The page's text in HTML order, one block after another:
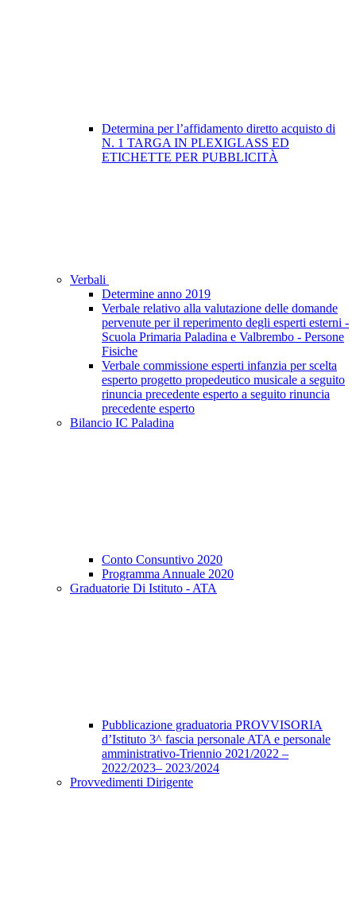
Determina per l’affidamento diretto acquisto di
N. 1 TARGA IN PLEXIGLASS ED
ETICHETTE PER PUBBLICITÀ
Verbali
Determine anno 2019
Verbale relativo alla valutazione delle domande
pervenute per il reperimento degli esperti esterni -
Scuola Primaria Paladina e Valbrembo - Persone
Fisiche
Verbale commissione esperti infanzia per scelta
esperto progetto propedeutico musicale a seguito
rinuncia precedente esperto a seguito rinuncia
precedente esperto
Bilancio IC Paladina
Conto Consuntivo 2020
Programma Annuale 2020
Graduatorie Di Istituto - ATA
Pubblicazione graduatoria PROVVISORIA
d’Istituto 3^ fascia personale ATA e personale
amministrativo-Triennio 2021/2022 –
2022/2023– 2023/2024
Provvedimenti Dirigente